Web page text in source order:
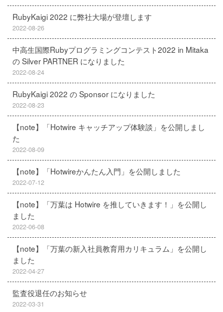
RubyKaigi 2022 に弊社大場が登壇します
2022-08-26
中高生国際Rubyプログラミングコンテスト2022 in Mitaka
の Silver PARTNER になりました
2022-08-24
RubyKaigi 2022 の Sponsor になりました
2022-08-23
【note】「Hotwire キャッチアップ体験談」を公開しまし
た
2022-08-09
【note】「Hotwireかんたん入門」を公開しました
2022-07-12
【note】「万葉は Hotwire を推していきます！」を公開し
ました
2022-06-08
【note】「万葉の新入社員教育用カリキュラム」を公開し
ました
2022-04-27
監査役退任のお知らせ
2022-03-31